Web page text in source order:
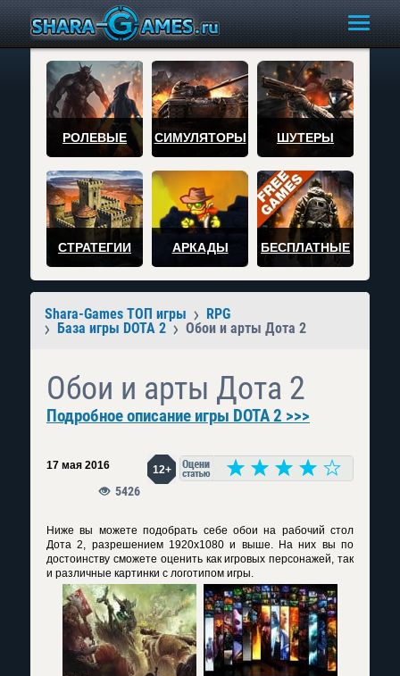
РОЛЕВЫЕ СИМУЛЯТОРЫ ШУТЕРЫ
СТРАТЕГИИ АРКАДЫ БЕСПЛАТНЫЕ
Shara-Games ТОП игры
RPG
База игры DOTA 2
Обои и арты Дота 2
Обои и арты Дота 2
Подробное описание игры DOTA 2 >>>
17 мая 2016 12+
5426
Ниже вы можете подобрать себе обои на рабочий стол
Дота 2, разрешением 1920х1080 и выше. На них вы по
достоинству сможете оценить как игровых персонажей, так
и различные картинки с логотипом игры.